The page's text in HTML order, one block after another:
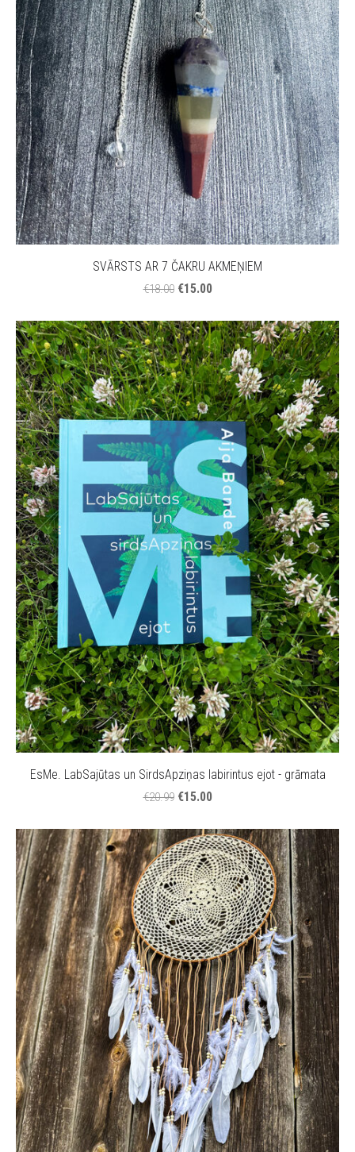
SVĀRSTS AR 7 ČAKRU AKMEŅIEM
€18.00 €15.00
EsMe. LabSajūtas un SirdsApziņas labirintus ejot - grāmata
€20.99 €15.00